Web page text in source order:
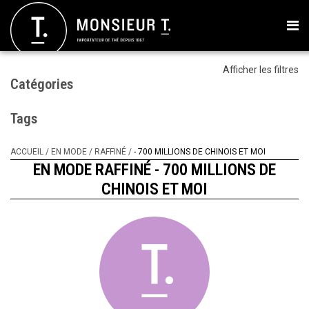
Afficher les filtres
Catégories
Tags
ACCUEIL / EN MODE / RAFFINÉ / - 700 MILLIONS DE CHINOIS ET MOI
EN MODE RAFFINÉ - 700 MILLIONS DE
CHINOIS ET MOI